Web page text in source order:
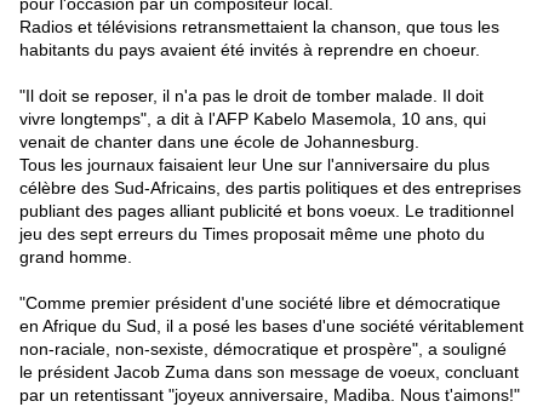
Radios et télévisions retransmettaient la chanson, que tous les
habitants du pays avaient été invités à reprendre en choeur.
"Il doit se reposer, il n'a pas le droit de tomber malade. Il doit
vivre longtemps", a dit à l'AFP Kabelo Masemola, 10 ans, qui
venait de chanter dans une école de Johannesburg.
Tous les journaux faisaient leur Une sur l'anniversaire du plus
célèbre des Sud-Africains, des partis politiques et des entreprises
publiant des pages alliant publicité et bons voeux. Le traditionnel
jeu des sept erreurs du Times proposait même une photo du
grand homme.
"Comme premier président d'une société libre et démocratique
en Afrique du Sud, il a posé les bases d'une société véritablement
non-raciale, non-sexiste, démocratique et prospère", a souligné
le président Jacob Zuma dans son message de voeux, concluant
par un retentissant "joyeux anniversaire, Madiba. Nous t'aimons!"